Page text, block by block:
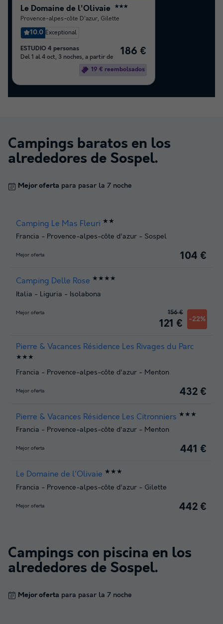
Le Domaine de l'Olivaie ★★★
Provence-alpes-côte D'azur, Gilette
10.0 Exceptional
ESTUDIO 4 personas
Del 1 al 4 oct, 3 noches, a partir de
186 €
19 € reembolsados
Campings baratos en los
alrededores de Sospel.
Mejor oferta para pasar la 7 noche
Camping Le Mas Fleuri ★★
Francia - Provence-alpes-côte d'azur - Sospel
Mejor oferta 104 €
Camping Delle Rose ★★★★
Italia - Liguria - Isolabona
Mejor oferta
121 € -22%
156 €
Pierre & Vacances Résidence Les Rivages du Parc
★★★
Francia - Provence-alpes-côte d'azur - Menton
Mejor oferta 432 €
Pierre & Vacances Résidence Les Citronniers ★★★
Francia - Provence-alpes-côte d'azur - Menton
Mejor oferta 441 €
Le Domaine de l'Olivaie ★★★
Francia - Provence-alpes-côte d'azur - Gilette
Mejor oferta 442 €
Campings con piscina en los
alrededores de Sospel.
Mejor oferta para pasar la 7 noche